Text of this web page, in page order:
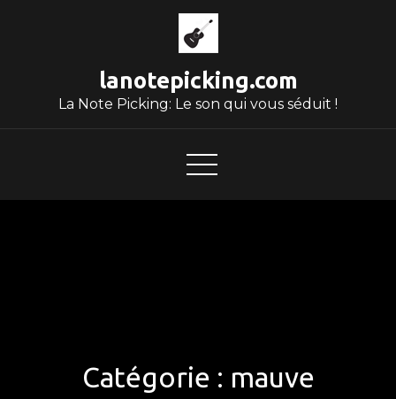
lanotepicking.com
La Note Picking: Le son qui vous séduit !
Catégorie : mauve